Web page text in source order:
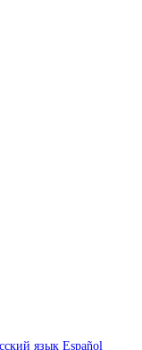
язык Español